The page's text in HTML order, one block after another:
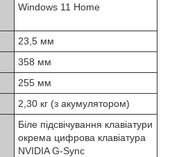
Windows 11 Home
23,5 мм
358 мм
255 мм
2,30 кг (з акумулятором)
Біле підсвічування клавіатури
окрема цифрова клавіатура
NVIDIA G-Sync